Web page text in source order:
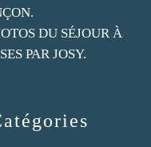
lacs
des
DU SÉJOUR À
PAR JOSY.